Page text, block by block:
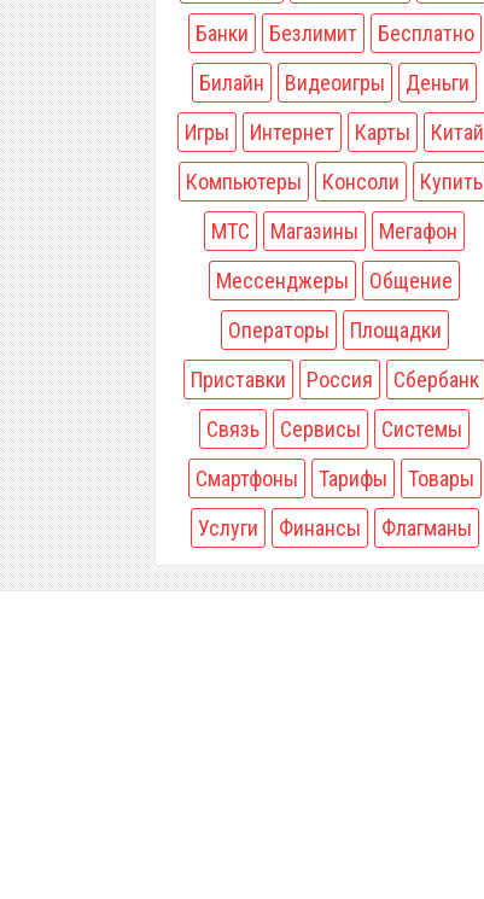
Банки
Безлимит
Бесплатно
Билайн
Видеоигры
Деньги
Игры
Интернет Карты
Китай
Компьютеры
Консоли
Купить
МТС
Магазины
Мегафон
Мессенджеры
Общение
Операторы
Площадки
Приставки
Россия
Сбербанк
Связь
Сервисы
Системы
Смартфоны
Тарифы
Товары
Услуги
Финансы Флагманы